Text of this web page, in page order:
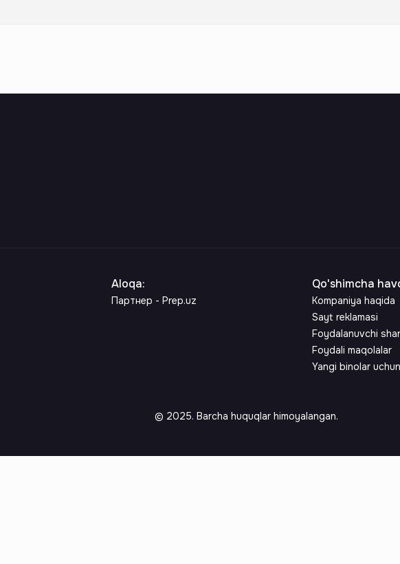
Aloqa:
Партнер - Prep.uz
Qo'shimcha
Kompaniya haqida
Sayt reklamasi
Foydalanuvchi
Foydali maqolalar
Yangi binolar
© 2025. Barcha huquqlar himoyalangan.